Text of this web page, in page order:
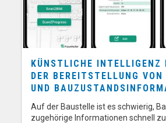
KÜNSTLICHE INTELLIGENZ
DER BEREITSTELLUNG
UND
Auf der Baustelle ist es schwierig,
zugehörige Informationen schnell